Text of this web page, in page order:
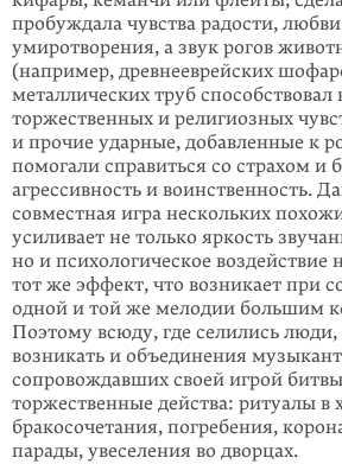
пробуждала чувства радости,
умиротворения, а звук рогов
(например, древнееврейских
металлических труб
торжественных и религиозных
и прочие ударные, добавленные к
помогали справиться со страхом и
агрессивность и воинственность.
совместная игра нескольких
усиливает не только яркость
но и психологическое воздействие
тот же эффект, что возникает при
одной и той же мелодии большим
Поэтому всюду, где селились люди,
возникать и объединения
сопровождавших своей игрой
торжественные действа: ритуалы в
бракосочетания, погребения,
парады, увеселения во дворцах.